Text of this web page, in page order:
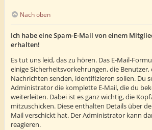
Nach oben
Ich habe eine Spam-E-Mail von einem
erhalten!
Es tut uns leid, das zu hören. Das E-Mail-
einige Sicherheitsvorkehrungen, die Benutzer,
Nachrichten senden, identifizieren sollen. Du
Administrator die komplette E-Mail, die du
weiterleiten. Dabei ist es ganz wichtig, die
mitzuschicken. Diese enthalten Details über
Mail verschickt hat. Der Administrator kann
reagieren.